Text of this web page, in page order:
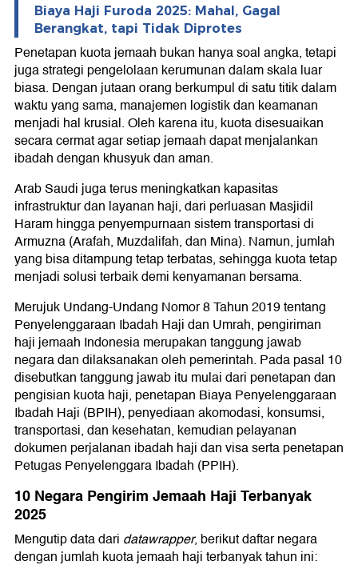
Biaya Haji Furoda 2025: Mahal, Gagal
Berangkat, tapi Tidak Diprotes
Penetapan kuota jemaah bukan hanya soal angka, tetapi
juga strategi pengelolaan kerumunan dalam skala luar
biasa. Dengan jutaan orang berkumpul di satu titik dalam
waktu yang sama, manajemen logistik dan keamanan
menjadi hal krusial. Oleh karena itu, kuota disesuaikan
secara cermat agar setiap jemaah dapat menjalankan
ibadah dengan khusyuk dan aman.
Arab Saudi juga terus meningkatkan kapasitas
infrastruktur dan layanan haji, dari perluasan Masjidil
Haram hingga penyempurnaan sistem transportasi di
Armuzna (Arafah, Muzdalifah, dan Mina). Namun, jumlah
yang bisa ditampung tetap terbatas, sehingga kuota tetap
menjadi solusi terbaik demi kenyamanan bersama.
Merujuk Undang-Undang Nomor 8 Tahun 2019 tentang
Penyelenggaraan Ibadah Haji dan Umrah, pengiriman
haji jemaah Indonesia merupakan tanggung jawab
negara dan dilaksanakan oleh pemerintah. Pada pasal 10
disebutkan tanggung jawab itu mulai dari penetapan dan
pengisian kuota haji, penetapan Biaya Penyelenggaraan
Ibadah Haji (BPIH), penyediaan akomodasi, konsumsi,
transportasi, dan kesehatan, kemudian pelayanan
dokumen perjalanan ibadah haji dan visa serta penetapan
Petugas Penyelenggara Ibadah (PPIH).
10 Negara Pengirim Jemaah Haji Terbanyak
2025
Mengutip data dari datawrapper, berikut daftar negara
dengan jumlah kuota jemaah haji terbanyak tahun ini: